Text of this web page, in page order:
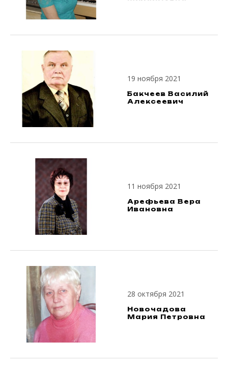
19 ноября 2021
Бакчеев Василий
Алексеевич
11 ноября 2021
Арефьева Вера
Ивановна
28 октября 2021
Новочадова
Мария Петровна